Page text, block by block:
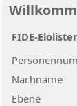
Nachname
Ebene
FIDE-